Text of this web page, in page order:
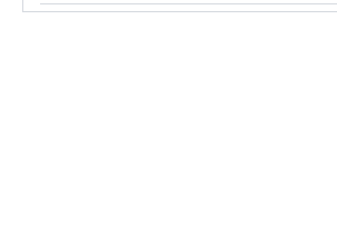
Перчатки